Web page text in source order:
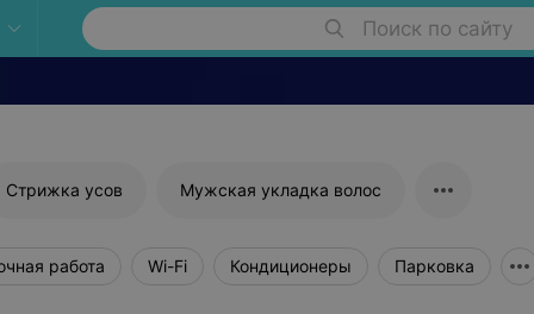
Поиск по сайту
Стрижка усов Мужская укладка волос
работа Wi-Fi Кондиционеры Парковка